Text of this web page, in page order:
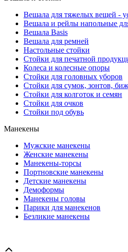
Вешала для тяжелых вещей -
Вешала и рейлы напольные
Вешала Basis
Вешала для ремней
Настольные стойки
Стойки для печатной
Колеса и колесные опоры
Стойки для головных уборов
Стойки для сумок, зонтов,
Стойки для колготок и семян
Стойки для очков
Стойки под обувь
Манекены
Мужские манекены
Женские манекены
Манекены-торсы
Портновские манекены
Детские манекены
Демоформы
Манекены головы
Парики для манекенов
Безликие манекены